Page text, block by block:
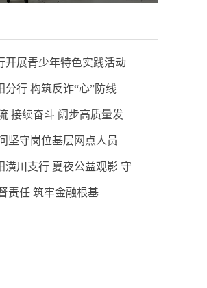
开展青少年特色实践活动
分行 构筑反诈“心”防线
接续奋斗 阔步高质量发
坚守岗位基层网点人员
潢川支行 夏夜公益观影 守
责任 筑牢金融根基